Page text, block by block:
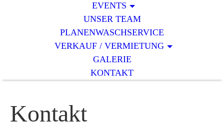
EVENTS
UNSER TEAM
PLANENWASCHSERVICE
VERKAUF / VERMIETUNG
GALERIE
KONTAKT
Kontakt